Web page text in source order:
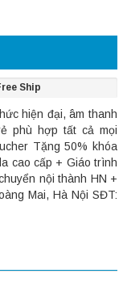
Ship
hiện đại, âm thanh
phù hợp tất cả mọi
Tặng 50% khóa
cao cấp + Giáo trình
nội thành HN +
Mai, Hà Nội SĐT: